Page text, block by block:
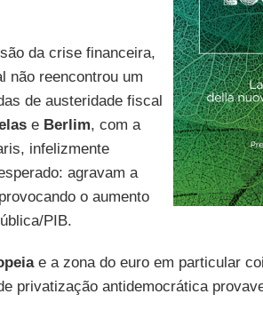
da crise financeira,
não reencontrou um
de austeridade fiscal
e Berlim, com a
infelizmente
agravam a
o aumento
PIB.
e a zona do euro em particular
privatização antidemocrática